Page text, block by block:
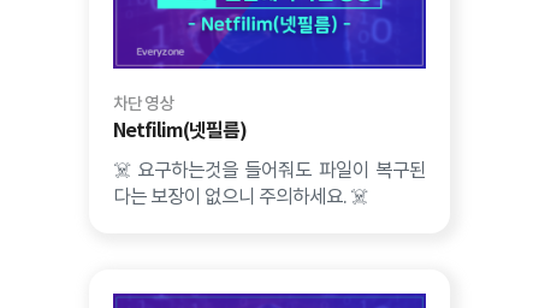
차단 영상
Netfilim(넷필름)
☠️ 요구하는것을 들어줘도 파일이 복구된
다는 보장이 없으니 주의하세요. ☠️